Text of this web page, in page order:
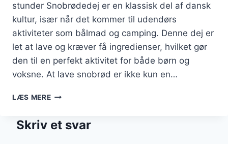
stunder Snobrødedej er en klassisk del af dansk
kultur, især når det kommer til udendørs
aktiviteter som bålmad og camping. Denne dej er
let at lave og kræver få ingredienser, hvilket gør
den til en perfekt aktivitet for både børn og
voksne. At lave snobrød er ikke kun en…
LÆS MERESNOBRØDEDEJ
AFSLAPNING
Skriv et svar